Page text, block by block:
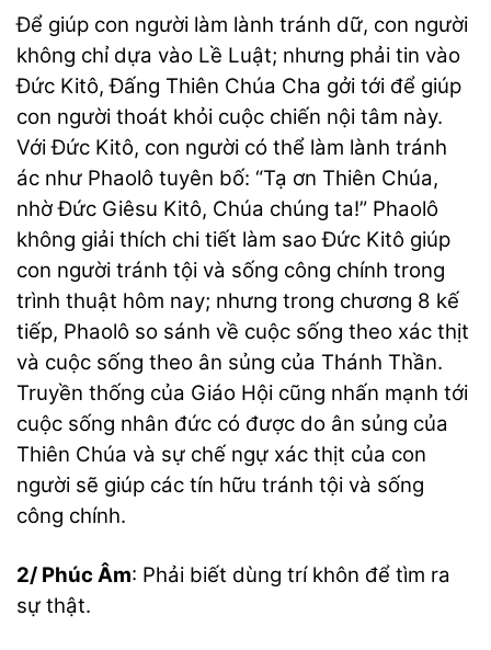
Để giúp con người làm lành tránh dữ, con người
không chỉ dựa vào Lề Luật; nhưng phải tin vào
Đức Kitô, Đấng Thiên Chúa Cha gởi tới để giúp
con người thoát khỏi cuộc chiến nội tâm này.
Với Đức Kitô, con người có thể làm lành tránh
ác như Phaolô tuyên bố: “Tạ ơn Thiên Chúa,
nhờ Đức Giêsu Kitô, Chúa chúng ta!” Phaolô
không giải thích chi tiết làm sao Đức Kitô giúp
con người tránh tội và sống công chính trong
trình thuật hôm nay; nhưng trong chương 8 kế
tiếp, Phaolô so sánh về cuộc sống theo xác thịt
và cuộc sống theo ân sủng của Thánh Thần.
Truyền thống của Giáo Hội cũng nhấn mạnh tới
cuộc sống nhân đức có được do ân sủng của
Thiên Chúa và sự chế ngự xác thịt của con
người sẽ giúp các tín hữu tránh tội và sống
công chính.
2/ Phúc Âm: Phải biết dùng trí khôn để tìm ra
sự thật.